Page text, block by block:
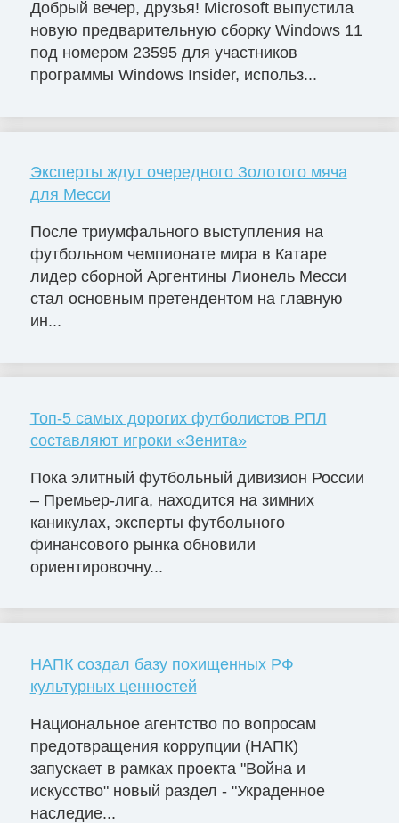
Добрый вечер, друзья! Microsoft выпустила
новую предварительную сборку Windows 11
под номером 23595 для участников
программы Windows Insider, использ...
Эксперты ждут очередного Золотого мяча
для Месси
После триумфального выступления на
футбольном чемпионате мира в Катаре
лидер сборной Аргентины Лионель Месси
стал основным претендентом на главную
ин...
Топ-5 самых дорогих футболистов РПЛ
составляют игроки «Зенита»
Пока элитный футбольный дивизион России
– Премьер-лига, находится на зимних
каникулах, эксперты футбольного
финансового рынка обновили
ориентировочну...
НАПК создал базу похищенных РФ
культурных ценностей
Национальное агентство по вопросам
предотвращения коррупции (НАПК)
запускает в рамках проекта "Война и
искусство" новый раздел - "Украденное
наследие...